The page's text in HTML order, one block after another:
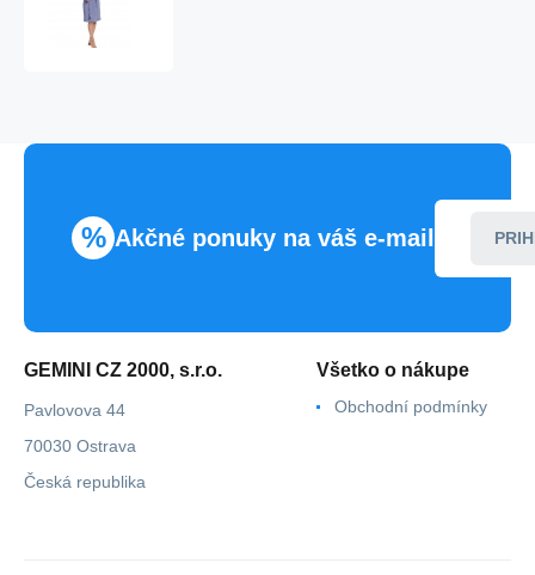
% Akčné ponuky na váš e-mail
GEMINI CZ 2000, s.r.o.
Pavlovova 44
70030 Ostrava
Česká republika
Všetko o nákupe
Obchodní podmínky